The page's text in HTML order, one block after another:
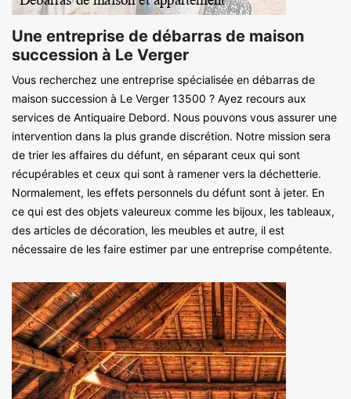
Une entreprise de débarras de maison
succession à Le Verger
Vous recherchez une entreprise spécialisée en débarras de
maison succession à Le Verger 13500 ? Ayez recours aux
services de Antiquaire Debord. Nous pouvons vous assurer une
intervention dans la plus grande discrétion. Notre mission sera
de trier les affaires du défunt, en séparant ceux qui sont
récupérables et ceux qui sont à ramener vers la déchetterie.
Normalement, les effets personnels du défunt sont à jeter. En
ce qui est des objets valeureux comme les bijoux, les tableaux,
des articles de décoration, les meubles et autre, il est
nécessaire de les faire estimer par une entreprise compétente.